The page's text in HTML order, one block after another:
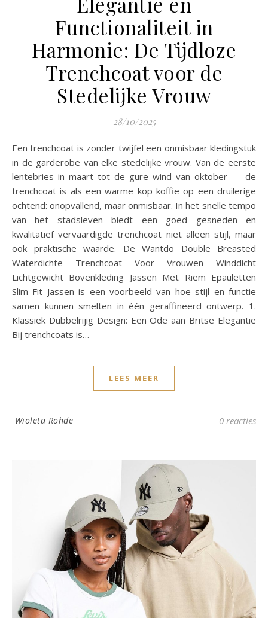
Functionaliteit in
Harmonie: De Tijdloze
Trenchcoat voor de
Stedelijke Vrouw
28/10/2025
Een trenchcoat is zonder twijfel een onmisbaar kledingstuk
in de garderobe van elke stedelijke vrouw. Van de eerste
lentebries in maart tot de gure wind van oktober — de
trenchcoat is als een warme kop koffie op een druilerige
ochtend: onopvallend, maar onmisbaar. In het snelle tempo
van het stadsleven biedt een goed gesneden en
kwalitatief vervaardigde trenchcoat niet alleen stijl, maar
ook praktische waarde. De Wantdo Double Breasted
Waterdichte Trenchcoat Voor Vrouwen Winddicht
Lichtgewicht Bovenkleding Jassen Met Riem Epauletten
Slim Fit Jassen is een voorbeeld van hoe stijl en functie
samen kunnen smelten in één geraffineerd ontwerp. 1.
Klassiek Dubbelrijig Design: Een Ode aan Britse Elegantie
Bij trenchcoats is…
LEES MEER
Wioleta Rohde 0 reacties